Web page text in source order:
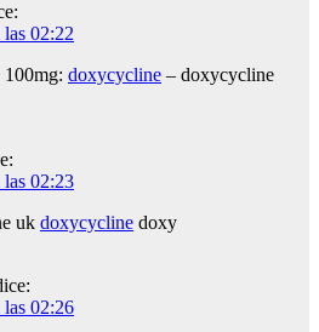
02:22
doxycycline – doxycycline
02:23
uk doxycycline doxy
02:26